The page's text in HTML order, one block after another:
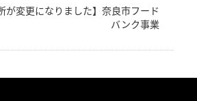
が変更になりました】奈良市フード
バンク事業